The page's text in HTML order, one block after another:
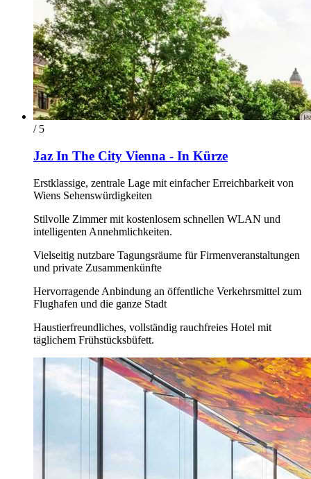
/ 5
Jaz In The City Vienna - In Kürze
Erstklassige, zentrale Lage mit einfacher Erreichbarkeit von
Wiens Sehenswürdigkeiten
Stilvolle Zimmer mit kostenlosem schnellen WLAN und
intelligenten Annehmlichkeiten.
Vielseitig nutzbare Tagungsräume für Firmenveranstaltungen
und private Zusammenkünfte
Hervorragende Anbindung an öffentliche Verkehrsmittel zum
Flughafen und die ganze Stadt
Haustierfreundliches, vollständig rauchfreies Hotel mit
täglichem Frühstücksbüfett.